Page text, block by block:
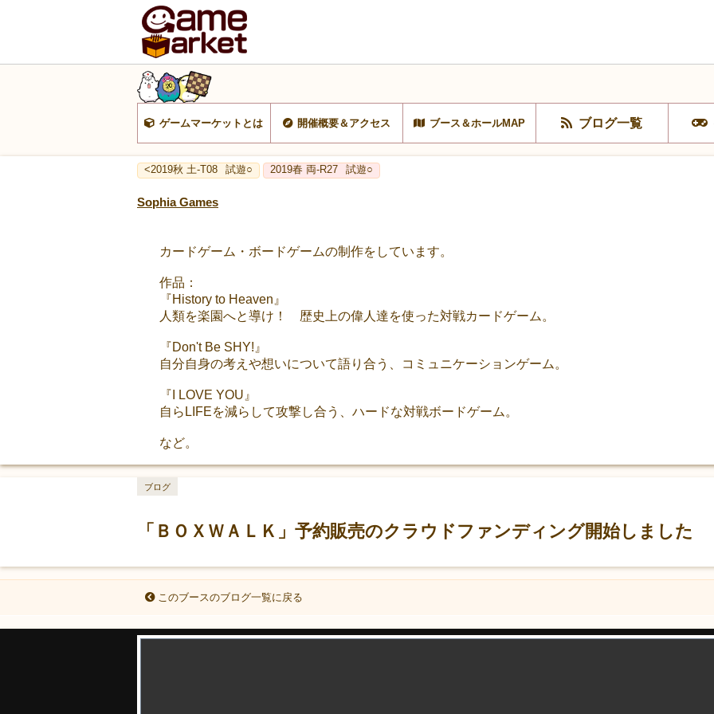
ゲームマーケットとは 開催概要＆アクセス ブース＆ホールMAP ブログ一覧
<2019秋 土-T08 試遊○ 2019春 両-R27 試遊○
Sophia Games
カードゲーム・ボードゲームの制作をしています。
作品：
『History to Heaven』
人類を楽園へと導け！ 歴史上の偉人達を使った対戦カードゲーム。
『Don't Be SHY!』
自分自身の考えや想いについて語り合う、コミュニケーションゲーム。
『I LOVE YOU』
自らLIFEを減らして攻撃し合う、ハードな対戦ボードゲーム。
など。
「ＢＯＸＷＡＬＫ」予約販売のクラウドファンディング開始しました
ブログ
このブースのブログ一覧に戻る